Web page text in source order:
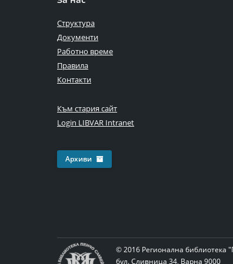
Структура
Документи
Работно време
Правила
Контакти
Към стария сайт
Login LIBVAR Intranet
Архиви
© 2016 Регионална библиотека
бул. Сливница 34, Варна 9000